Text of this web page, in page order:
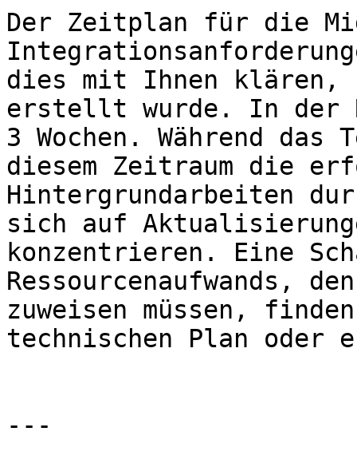
Der Zeitplan für die
dies mit Ihnen klären,
erstellt wurde. In der
3 Wochen. Während das
diesem Zeitraum die
Hintergrundarbeiten
sich auf
konzentrieren. Eine
Ressourcenaufwands,
zuweisen müssen,
technischen Plan oder
---